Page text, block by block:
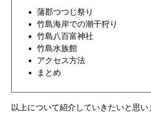
蒲郡つつじ祭り
竹島海岸での潮干狩り
竹島八百富神社
竹島水族館
アクセス方法
まとめ
以上について紹介していきたいと思い